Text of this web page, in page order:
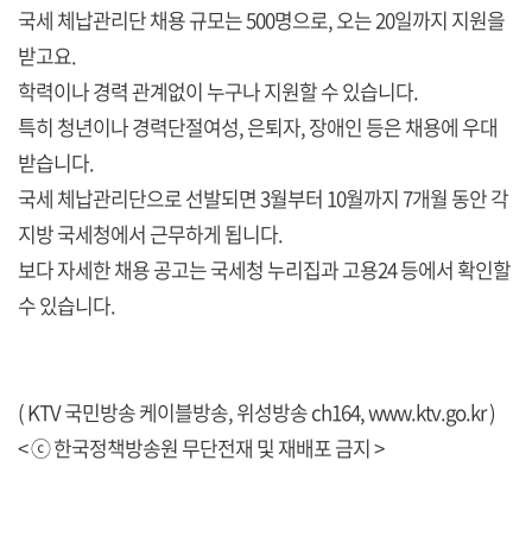
국세 체납관리단 채용 규모는 500명으로, 오는 20일까지 지원을
받고요.
학력이나 경력 관계없이 누구나 지원할 수 있습니다.
특히 청년이나 경력단절여성, 은퇴자, 장애인 등은 채용에 우대
받습니다.
국세 체납관리단으로 선발되면 3월부터 10월까지 7개월 동안 각
지방 국세청에서 근무하게 됩니다.
보다 자세한 채용 공고는 국세청 누리집과 고용24 등에서 확인할
수 있습니다.
( KTV 국민방송 케이블방송, 위성방송 ch164,www.ktv.go.kr)
< ⓒ 한국정책방송원 무단전재 및 재배포 금지 >